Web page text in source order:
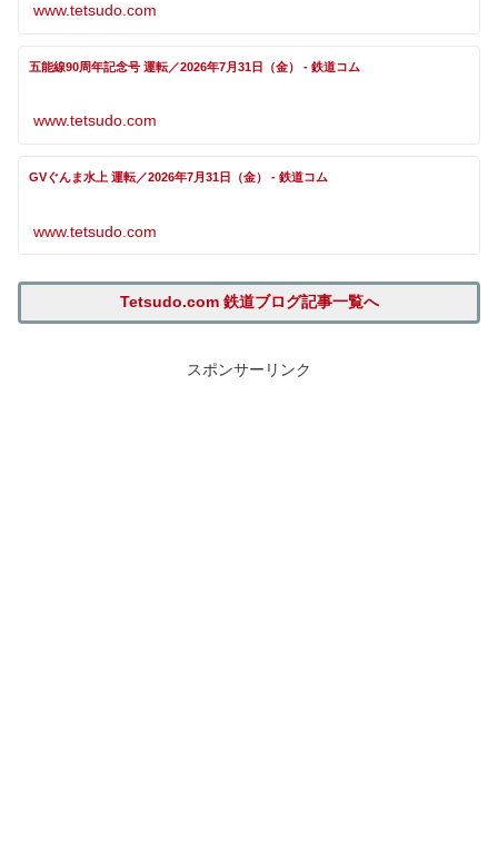
www.tetsudo.com
五能線90周年記念号 運転／2026年7月31日（金） - 鉄道コム
www.tetsudo.com
GVぐんま水上 運転／2026年7月31日（金） - 鉄道コム
www.tetsudo.com
Tetsudo.com 鉄道ブログ記事一覧へ
スポンサーリンク